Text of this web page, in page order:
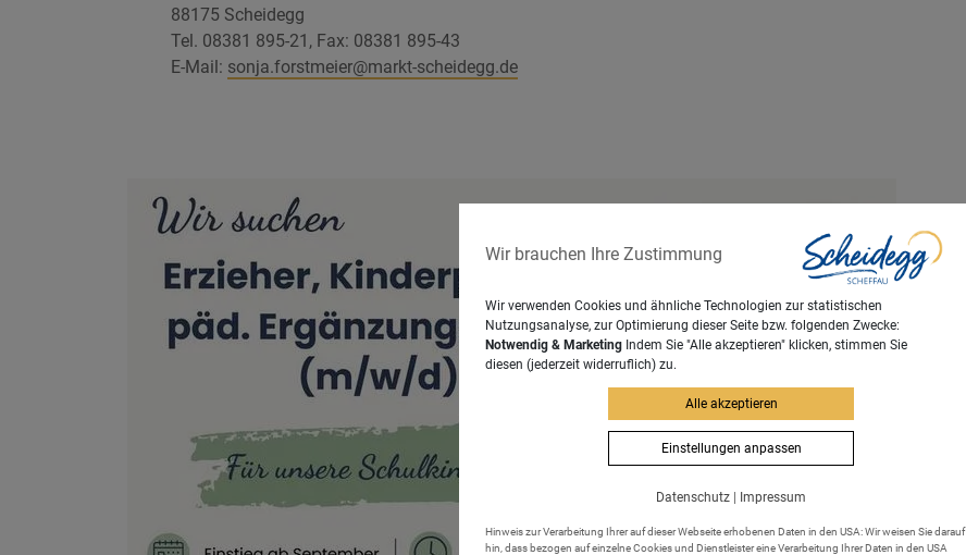
88175 Scheidegg
Tel. 08381 895-21, Fax: 08381 895-43
E-Mail: sonja.forstmeier@markt-scheidegg.de
Wir brauchen Ihre Zustimmung
Wir verwenden Cookies und ähnliche Technologien zur statistischen
Nutzungsanalyse, zur Optimierung dieser Seite bzw. folgenden Zwecke:
Notwendig & Marketing Indem Sie "Alle akzeptieren" klicken, stimmen Sie
diesen (jederzeit widerruflich) zu.
Alle akzeptieren
Einstellungen anpassen
Datenschutz Impressum
Hinweis zur Verarbeitung Ihrer auf dieser Webseite erhobenen Daten in den USA: Wir weisen Sie darauf
hin, dass bezogen auf einzelne Cookies und Dienstleister eine Verarbeitung Ihrer Daten in den USA